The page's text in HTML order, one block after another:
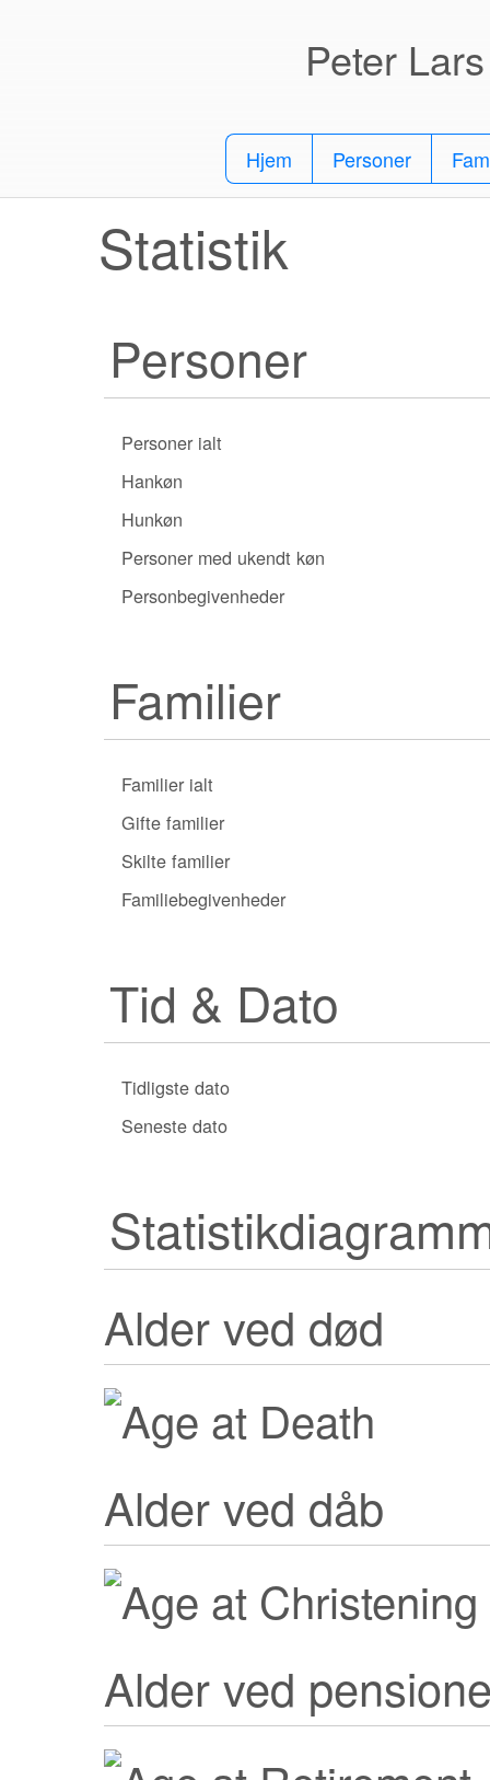
Peter
Hjem Personer
Statistik
Personer
Personer ialt
Hankøn
Hunkøn
Personer med ukendt køn
Personbegivenheder
Familier
Familier ialt
Gifte familier
Skilte familier
Familiebegivenheder
Tid & Dato
Tidligste dato
Seneste dato
Alder ved død
Alder ved dåb
Alder ved